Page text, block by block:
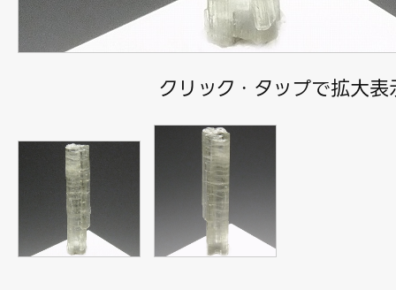
クリック・タップで拡大表